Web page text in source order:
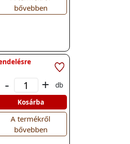
bővebben
- +
db
Kosárba
A termékről
bővebben